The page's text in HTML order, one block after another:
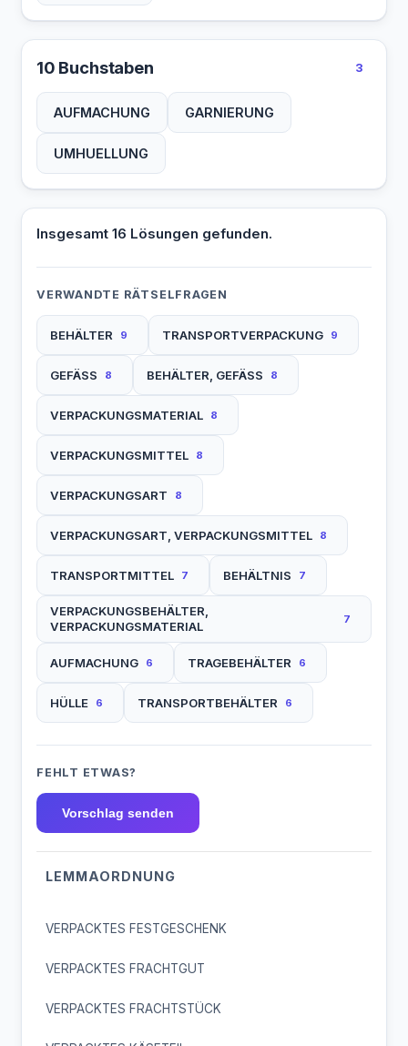
10 Buchstaben 3
AUFMACHUNG GARNIERUNG
UMHUELLUNG
Insgesamt 16 Lösungen gefunden.
VERWANDTE RÄTSELFRAGEN
BEHÄLTER 9 TRANSPORTVERPACKUNG 9
GEFÄSS 8 BEHÄLTER, GEFÄSS 8
VERPACKUNGSMATERIAL 8
VERPACKUNGSMITTEL 8
VERPACKUNGSART 8
VERPACKUNGSART, VERPACKUNGSMITTEL 8
TRANSPORTMITTEL 7 BEHÄLTNIS 7
VERPACKUNGSBEHÄLTER,
VERPACKUNGSMATERIAL
7
AUFMACHUNG 6 TRAGEBEHÄLTER 6
HÜLLE 6 TRANSPORTBEHÄLTER 6
FEHLT ETWAS?
Vorschlag senden
LEMMAORDNUNG
VERPACKTES FESTGESCHENK
VERPACKTES FRACHTGUT
VERPACKTES FRACHTSTÜCK